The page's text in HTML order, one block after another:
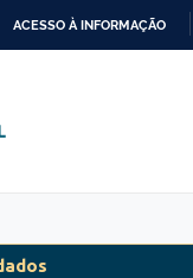
ACESSO À INFORMAÇÃO